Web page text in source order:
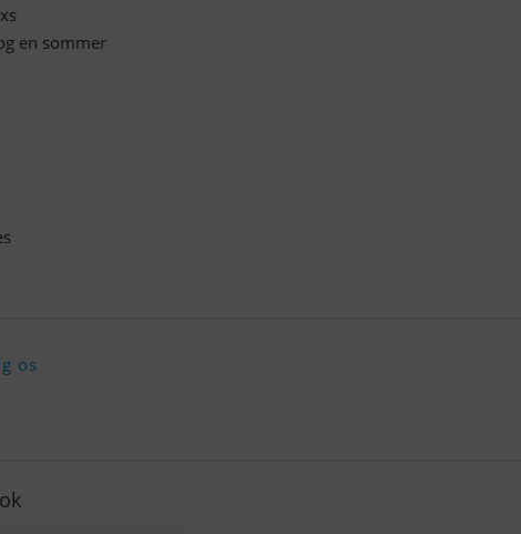
en sommer
os